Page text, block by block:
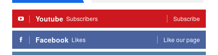
Youtube Subscribers Subscribe
Facebook Likes Like our page